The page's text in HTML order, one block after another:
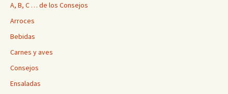
A, B, C … de los Consejos
Arroces
Bebidas
Carnes y aves
Consejos
Ensaladas